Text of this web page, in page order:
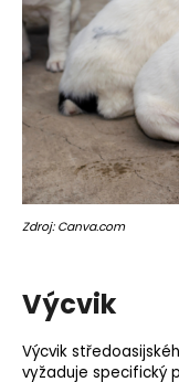
Zdroj: Canva.com
Výcvik
Výcvik
vyžaduje specifický